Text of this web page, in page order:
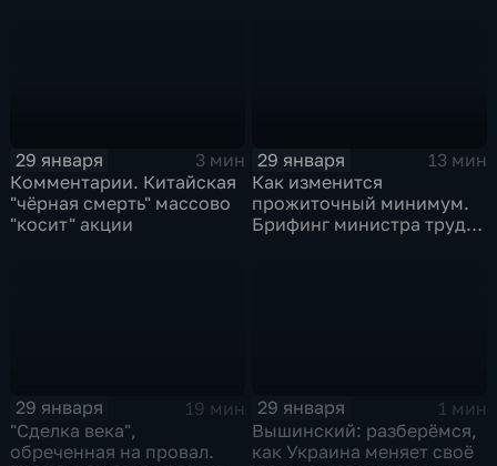
29 января
3 мин
Комментарии. Китайская
"чёрная смерть" массово
"косит" акции
29 января
13 мин
Как изменится
прожиточный минимум.
Брифинг министра труда
29 января
19 мин
"Сделка века",
обреченная на провал.
29 января
1 мин
Вышинский: разберёмся,
как Украина меняет своё